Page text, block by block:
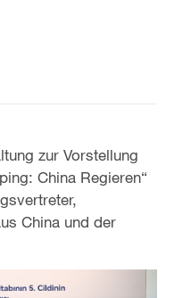
zur Vorstellung
China Regieren“
China und der